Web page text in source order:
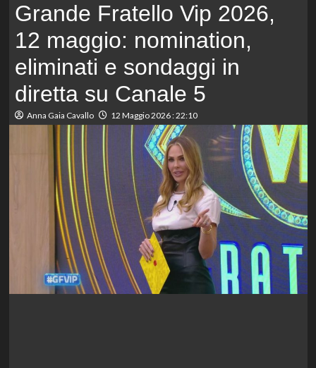
Grande Fratello Vip 2026,
12 maggio: nomination,
eliminati e sondaggi in
diretta su Canale 5
Anna Gaia Cavallo 12 Maggio 2026 : 22:10